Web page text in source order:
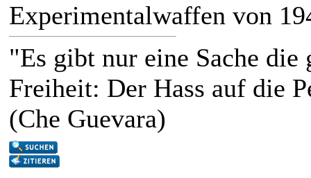
Experimentalwaffen von
"Es gibt nur eine Sache
Freiheit: Der Hass auf die
(Che Guevara)